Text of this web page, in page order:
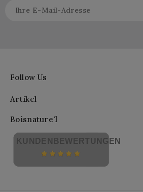
Follow Us
Artikel
Boisnature'l
KUNDENBEWERTUNGEN